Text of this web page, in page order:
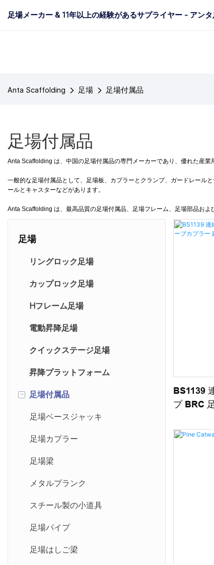
足場メーカー & 11年以上の経験があるサプライヤー - アン
Anta Scaffolding 足場 足場付属品
足場付属品
Anta Scaffolding は、中国の足場付属品の専門メーカーであり、優れた産業
一般的な足場付属品として、足場板、カプラーとクランプ、ガードレール
ールとキャスターなどがあります。
Anta Scaffolding は、最高品質の足場付属品、足場フレーム、足場部品お
足場
リングロック足場
カップロック足場
Hフレーム足場
電動昇降足場
クイックステージ足場
昇降プラットフォーム
- 足場付属品
足場ベースジャッキ
足場カプラー
足場梁
メタルプランク
スチール製の小道具
足場パイプ
足場はしご梁
BS1139
プ BRC